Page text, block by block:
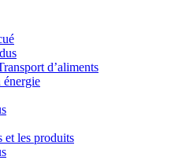
d’aliments
et les produits